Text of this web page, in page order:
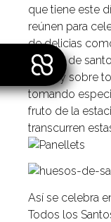
que tiene este
reúnen para
de delicias
huesos de
dulce y sobre
tomando
fruto de la
transcurren
Así se celebra
Todos los